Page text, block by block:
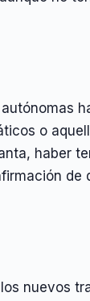
o
haber
de
nuevos